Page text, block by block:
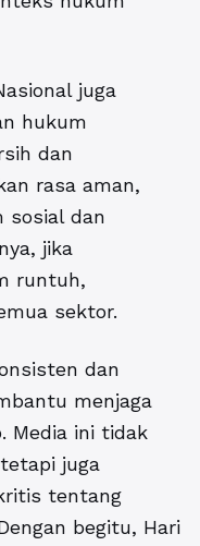
juga
hukum
dan
rasa aman,
sosial dan
jika
runtuh,
sektor.
dan
menjaga
Media ini tidak
juga
tentang
begitu, Hari